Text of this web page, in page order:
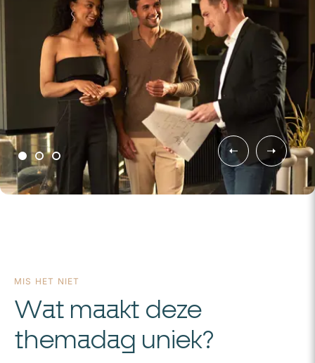
MIS HET NIET
Wat maakt deze
themadag uniek?